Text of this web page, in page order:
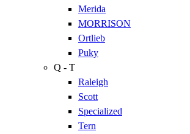
Merida
MORRISON
Ortlieb
Puky
Q - T
Raleigh
Scott
Specialized
Tern